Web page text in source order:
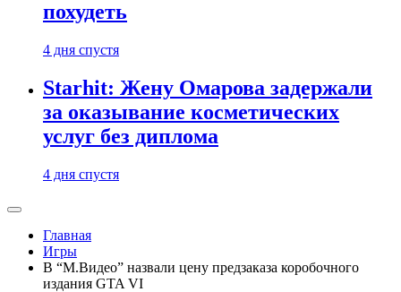
похудеть
4 дня спустя
Starhit: Жену Омарова задержали
за оказывание косметических
услуг без диплома
4 дня спустя
Главная
Игры
В “М.Видео” назвали цену предзаказа коробочного
издания GTA VI